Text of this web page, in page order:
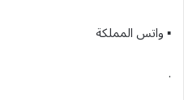
▪︎ واتس المملكة
.